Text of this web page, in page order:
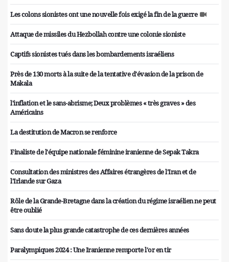
Les colons sionistes ont une nouvelle fois exigé la fin de la guerre
Attaque de missiles du Hezbollah contre une colonie sioniste
Captifs sionistes tués dans les bombardements israéliens
Près de 130 morts à la suite de la tentative d'évasion de la prison de
Makala
l'inflation et le sans-abrisme; Deux problèmes « très graves » des
Américains
La destitution de Macron se renforce
Finaliste de l'équipe nationale féminine iranienne de Sepak Takra
Consultation des ministres des Affaires étrangères de l'Iran et de
l'Irlande sur Gaza
Rôle de la Grande-Bretagne dans la création du régime israélien ne peut
être oublié
Sans doute la plus grande catastrophe de ces dernières années
Paralympiques 2024 : Une Iranienne remporte l'or en tir